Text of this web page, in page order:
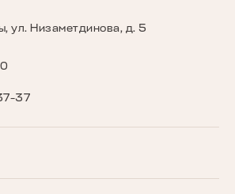
TENET
TENET
ул. Низаметдинова, д. 5
37